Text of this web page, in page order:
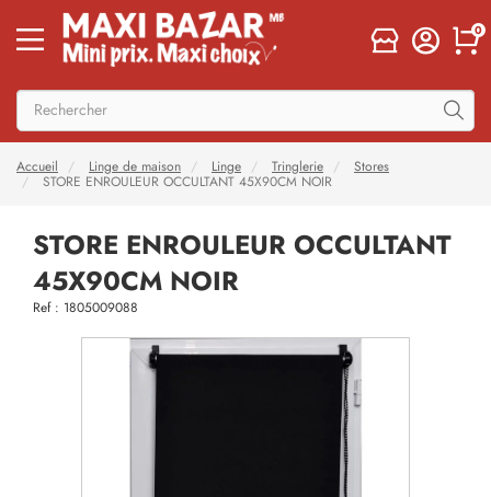
0
Accueil Linge de maison Linge Tringlerie
Stores
STORE ENROULEUR OCCULTANT 45X90CM NOIR
STORE ENROULEUR OCCULTANT
45X90CM NOIR
Ref : 1805009088